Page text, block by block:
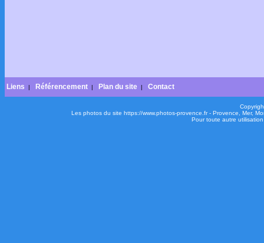
Liens Référencement Plan du site Contact
Les photos du site https://www.photos-provence.fr - Provence, Mer,
Pour toute autre